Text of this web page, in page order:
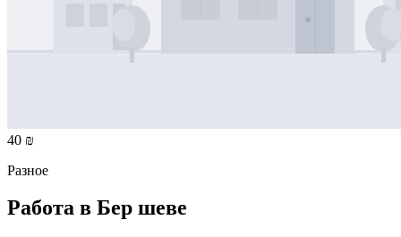
40 ₪
Разное
Работа в Бер шеве